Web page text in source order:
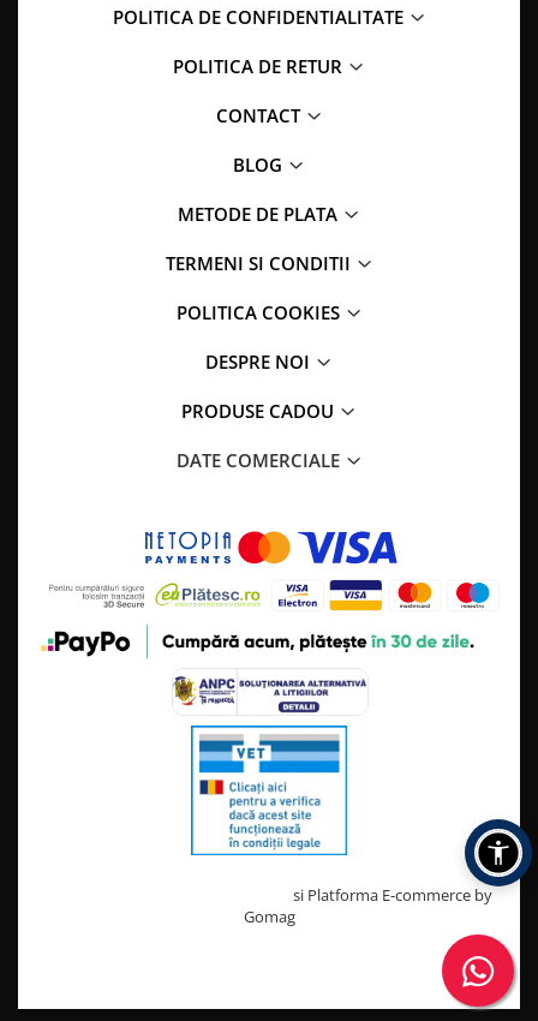
POLITICA DE CONFIDENTIALITATE
POLITICA DE RETUR
CONTACT
BLOG
METODE DE PLATA
TERMENI SI CONDITII
POLITICA COOKIES
DESPRE NOI
PRODUSE CADOU
DATE COMERCIALE
si Platforma E-commerce by
Gomag